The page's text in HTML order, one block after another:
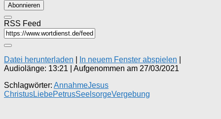
Abonnieren
RSS Feed
Datei herunterladen In neuem Fenster abspielen
Audiolänge: 13:21
Aufgenommen am 27/03/2021
Schlagwörter: AnnahmeJesus
ChristusLiebePetrusSeelsorgeVergebung